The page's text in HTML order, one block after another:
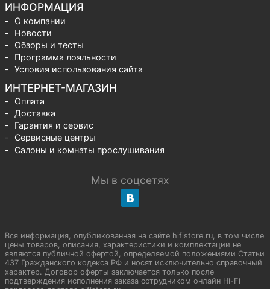
ИНФОРМАЦИЯ
О компании
Новости
Обзоры и тесты
Программа лояльности
Условия использования сайта
ИНТЕРНЕТ-МАГАЗИН
Оплата
Доставка
Гарантия и сервис
Сервисные центры
Салоны и комнаты прослушивания
Мы в соцсетях
Вся информация, опубликованная на сайте hifistore.ru, в том числе
цены товаров, описания, характеристики и комплектации не
являются публичной офертой, определяемой положениями Статьи
437 Гражданского кодекса РФ и носят исключительно справочный
характер. Договор оферты заключается только после
подтверждения исполнения заказа сотрудником онлайн Hi-Fi